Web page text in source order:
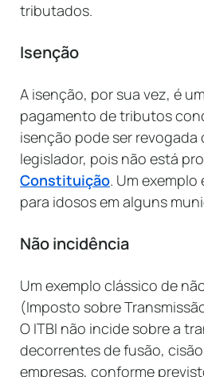
tributados.
Isenção
A isenção, por sua vez, é
pagamento de tributos
isenção pode ser
legislador, pois não está
Constituição. Um exemplo
para idosos em alguns
Não incidência
Um exemplo clássico de
(Imposto sobre
O ITBI não incide sobre a
decorrentes de fusão,
empresas, conforme